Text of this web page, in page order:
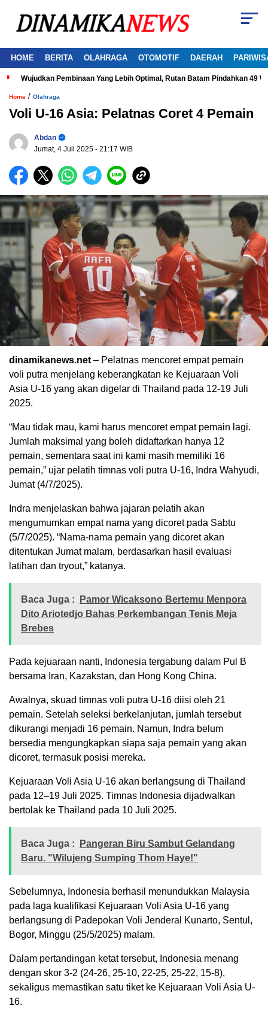
HOME BERITA OLAHRAGA OTOMOTIF DAERAH
Wujudkan Pembinaan Yang Lebih Optimal, Rutan Batam Pindahkan 49
Home / Olahraga
Voli U-16 Asia: Pelatnas Coret 4 Pemain
Abdan
Jumat, 4 Juli 2025 - 21:17 WIB
dinamikanews.net – Pelatnas mencoret empat pemain
voli putra menjelang keberangkatan ke Kejuaraan Voli
Asia U-16 yang akan digelar di Thailand pada 12-19 Juli
2025.
“Mau tidak mau, kami harus mencoret empat pemain lagi.
Jumlah maksimal yang boleh didaftarkan hanya 12
pemain, sementara saat ini kami masih memiliki 16
pemain,” ujar pelatih timnas voli putra U-16, Indra Wahyudi,
Jumat (4/7/2025).
Indra menjelaskan bahwa jajaran pelatih akan
mengumumkan empat nama yang dicoret pada Sabtu
(5/7/2025). “Nama-nama pemain yang dicoret akan
ditentukan Jumat malam, berdasarkan hasil evaluasi
latihan dan tryout,” katanya.
Baca Juga :
Pamor Wicaksono Bertemu Menpora
Dito Ariotedjo Bahas Perkembangan Tenis Meja
Brebes
Pada kejuaraan nanti, Indonesia tergabung dalam Pul B
bersama Iran, Kazakstan, dan Hong Kong China.
Awalnya, skuad timnas voli putra U-16 diisi oleh 21
pemain. Setelah seleksi berkelanjutan, jumlah tersebut
dikurangi menjadi 16 pemain. Namun, Indra belum
bersedia mengungkapkan siapa saja pemain yang akan
dicoret, termasuk posisi mereka.
Kejuaraan Voli Asia U-16 akan berlangsung di Thailand
pada 12–19 Juli 2025. Timnas Indonesia dijadwalkan
bertolak ke Thailand pada 10 Juli 2025.
Baca Juga :
Pangeran Biru Sambut Gelandang
Baru. "Wilujeng Sumping Thom Haye!"
Sebelumnya, Indonesia berhasil menundukkan Malaysia
pada laga kualifikasi Kejuaraan Voli Asia U-16 yang
berlangsung di Padepokan Voli Jenderal Kunarto, Sentul,
Bogor, Minggu (25/5/2025) malam.
Dalam pertandingan ketat tersebut, Indonesia menang
dengan skor 3-2 (24-26, 25-10, 22-25, 25-22, 15-8),
sekaligus memastikan satu tiket ke Kejuaraan Voli Asia U-
16.